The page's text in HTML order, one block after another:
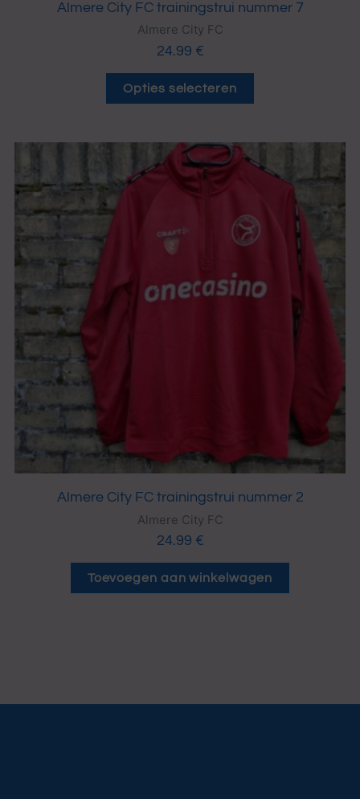
Almere City FC trainingstrui nummer 7
Almere City FC
24.99 €
Opties selecteren
Almere City FC trainingstrui nummer 2
Almere City FC
24.99 €
Toevoegen aan winkelwagen